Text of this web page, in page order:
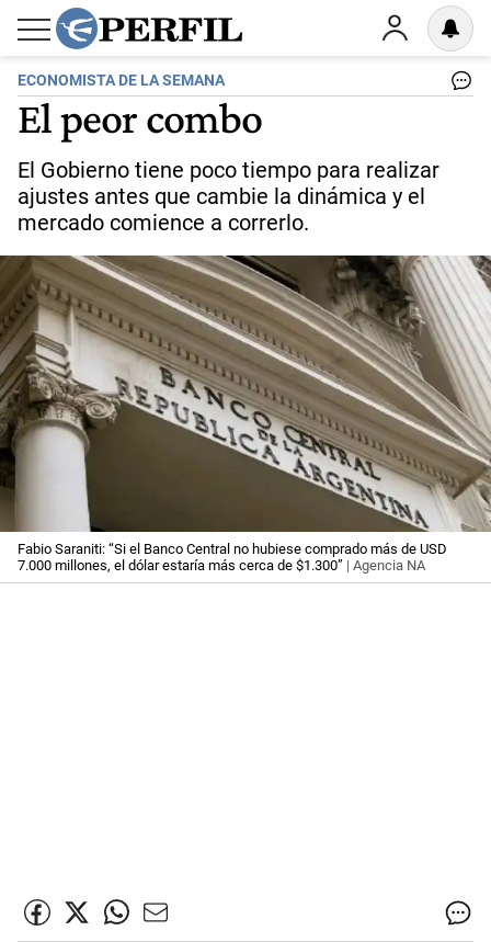
ECONOMISTA DE LA SEMANA
El peor combo
El Gobierno tiene poco tiempo para realizar
ajustes antes que cambie la dinámica y el
mercado comience a correrlo.
Fabio Saraniti: “Si el Banco Central no hubiese comprado más de USD
7.000 millones, el dólar estaría más cerca de $1.300” | Agencia NA